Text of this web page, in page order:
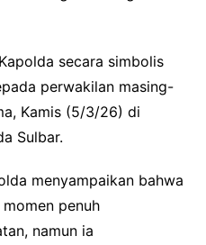
secara simbolis
perwakilan masing-
Kamis (5/3/26) di
Sulbar.
menyampaikan bahwa
penuh
namun ia